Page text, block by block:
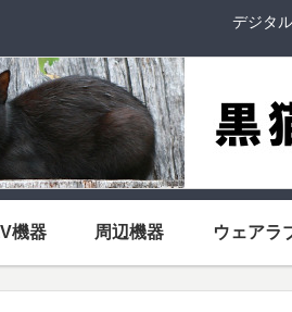
デジタ
機器 周辺機器 ウェアラ